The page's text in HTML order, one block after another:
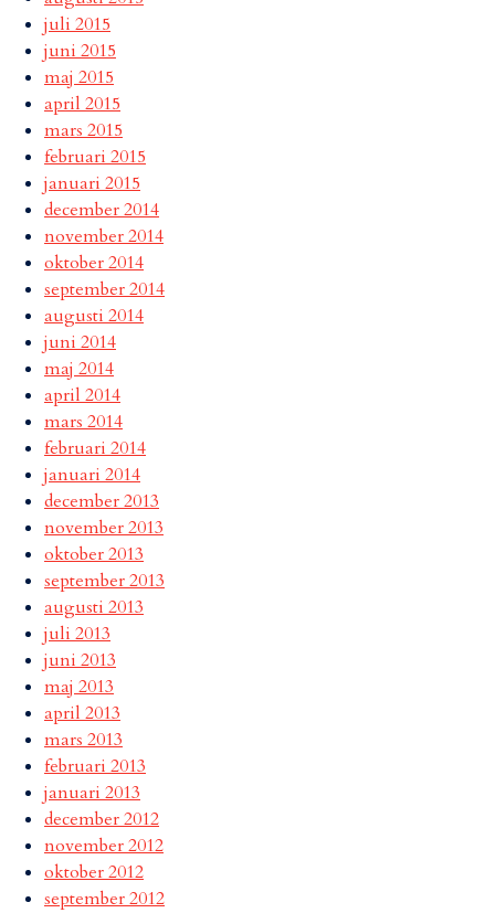
juli 2015
juni 2015
maj 2015
april 2015
mars 2015
februari 2015
januari 2015
december 2014
november 2014
oktober 2014
september 2014
augusti 2014
juni 2014
maj 2014
april 2014
mars 2014
februari 2014
januari 2014
december 2013
november 2013
oktober 2013
september 2013
augusti 2013
juli 2013
juni 2013
maj 2013
april 2013
mars 2013
februari 2013
januari 2013
december 2012
november 2012
oktober 2012
september 2012